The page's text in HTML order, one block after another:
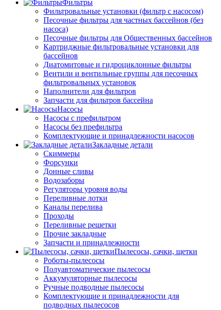
Фильтры
Фильтровальные установки (фильтр с насосом)
Песочные фильтры для частных бассейнов (без
насоса)
Песочные фильтры для Общественных бассейнов
Картриджные фильтровальные установки для
бассейнов
Диатомитовые и гидроциклонные фильтры
Вентили и вентильные группы для песочных
фильтровальных установок
Наполнители для фильтров
Запчасти для фильтров бассейна
Насосы
Насосы с префильтром
Насосы без префильтра
Комплектующие и принадлежности насосов
Закладные детали
Скиммеры
Форсунки
Донные сливы
Водозаборы
Регуляторы уровня воды
Переливные лотки
Каналы перелива
Проходы
Переливные решетки
Прочие закладные
Запчасти и принадлежности
Пылесосы, сачки, щетки
Роботы-пылесосы
Полуавтоматические пылесосы
Аккумуляторные пылесосы
Ручные подводные пылесосы
Комплектующие и принадлежности для
подводных пылесосов